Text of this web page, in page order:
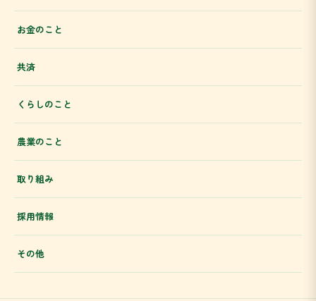
お金のこと
共済
くらしのこと
農業のこと
取り組み
採用情報
その他